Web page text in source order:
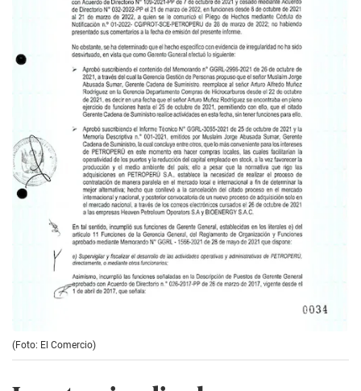
(Foto: El Comercio)